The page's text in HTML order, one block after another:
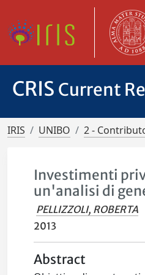
CRIS Current
IRIS UNIBO 2 -
Investimenti
un'analisi di
PELLIZZOLI, ROBERTA
2013
Abstract